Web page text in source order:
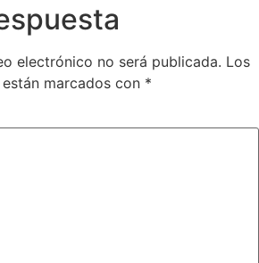
electrónico no será publicada. Los
marcados con *